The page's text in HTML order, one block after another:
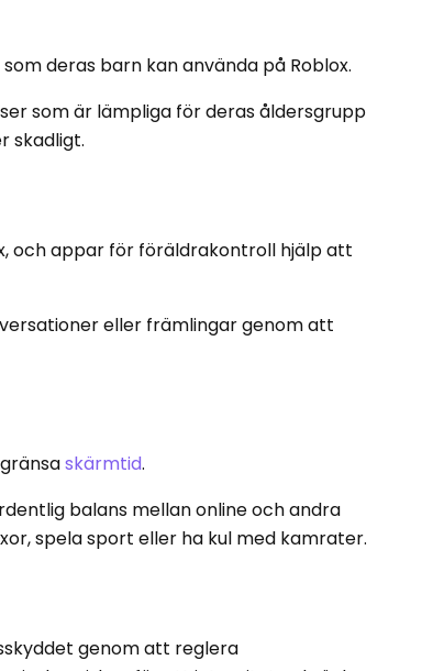
deras barn kan använda på Roblox.
som är lämpliga för deras åldersgrupp
skadligt.
och appar för föräldrakontroll hjälp att
eller främlingar genom att
skärmtid.
balans mellan online och andra
spela sport eller ha kul med kamrater.
genom att reglera